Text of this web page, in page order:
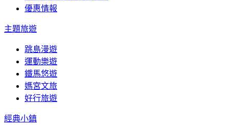
優惠情報
主題旅遊
跳島漫遊
運動樂遊
鐵馬悠遊
媽宮文旅
好行旅遊
經典小鎮